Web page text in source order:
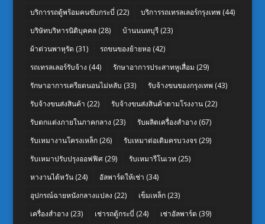
บริการรถตู้พร้อมคนขับกระบี่ (22) บริการรถเทรลเลอร์กรุงเทพ (44)
บริษัทบริหารนิติบุคคล(28) บ้านนนทบุรี(23)
ผ้าต่วนพาหุรัด (31) รถขนของย้ายหอ(42)
รถเทรลเลอร์รับจ้าง (44) รักษาอาการประสาทหูเสื่อม (29)
รักษาอาการเครียดนอนไม่หลับ (33) รับจ้างขนของกรุงเทพ (43)
รับจ้างขนส่งสินค้า (22) รับจ้างขนส่งสินค้าตามโรงงาน(22)
รับตกแต่งภายในภาคกลาง (23) รับผลิตเครื่องสำอาง (67)
รับเหมางานโครงเหล็ก(26) รับเหมาต่อเติมครบวงจร(29)
รับเหมาปรับปรุงออฟฟิศ(29) รับเหมารีโนเวท (25)
หางานไต้หวัน(24) อัลพาร์ดให้เช่า (34)
อุปกรณ์ฉายหนังกลางแปลง (22) เข็มเหล็ก(23)
เครื่องสำอาง (23) เช่ารถตู้กระบี่ (24) เช่าอัลพาร์ด (39)